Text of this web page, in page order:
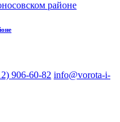
906-60-82 info@vorota-i-